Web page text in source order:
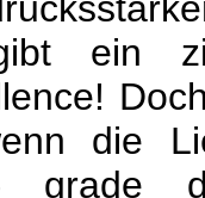
ein
die